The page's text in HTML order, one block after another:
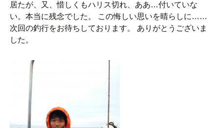
居たが、又、惜しくもハリス切れ、ああ…付いていな
い。本当に残念でした。 この悔しい思いを晴らしに……
次回の釣行をお待ちしております。 ありがとうございま
した。